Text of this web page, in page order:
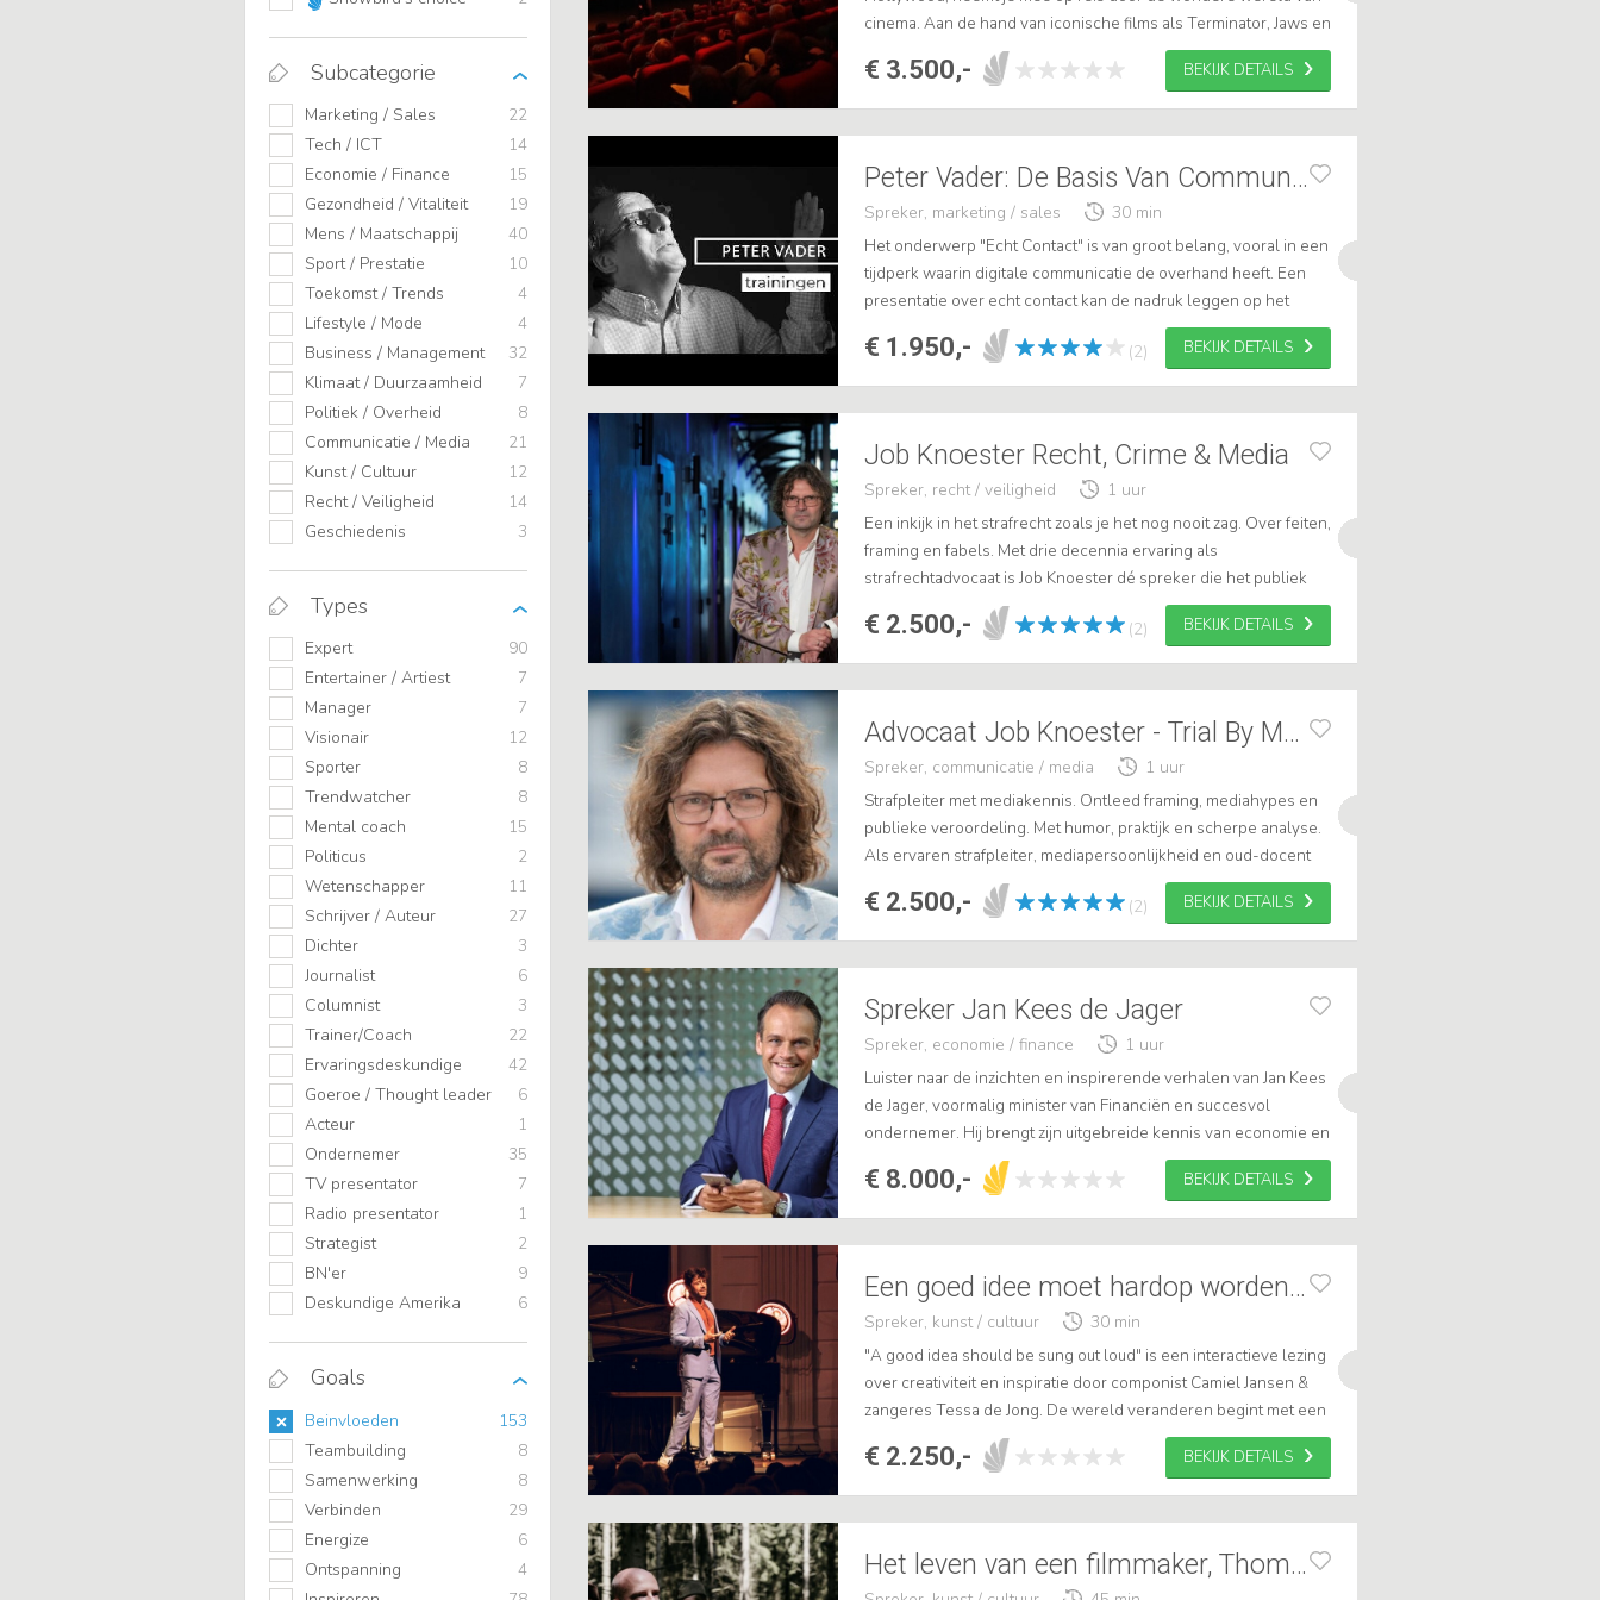
Subcategorie
Marketing / Sales
22
Tech / ICT
14
Economie / Finance
15
Gezondheid / Vitaliteit
19
Mens / Maatschappij
40
Sport / Prestatie
10
Toekomst / Trends
4
Lifestyle / Mode
4
Business / Management
32
Klimaat / Duurzaamheid
7
Politiek / Overheid
8
Communicatie / Media
21
Kunst / Cultuur
12
Recht / Veiligheid
14
Geschiedenis
3
Types
Expert
90
Entertainer / Artiest
7
Manager
7
Visionair
12
Sporter
8
Trendwatcher
8
Mental coach
15
Politicus
2
Wetenschapper
11
Schrijver / Auteur
27
Dichter
3
Journalist
6
Columnist
3
Trainer/Coach
22
Ervaringsdeskundige
42
Goeroe / Thought leader
6
Acteur
1
Ondernemer
35
TV presentator
7
Radio presentator
1
Strategist
2
BN'er
9
Deskundige Amerika
6
Goals
Beinvloeden
153
Teambuilding
8
Samenwerking
8
Verbinden
29
Energize
6
Ontspanning
4
cinema. Aan de hand van iconische films als Terminator, Jaws en
The Revenant, maar ook zijn eigen geliefde werken Oorlog...
€ 3.500,- BEKIJK DETAILS
Peter Vader: De Basis Van Communicatie
Spreker, marketing / sales
30 min
Het onderwerp "Echt Contact" is van groot belang, vooral in een
tijdperk waarin digitale communicatie de overhand heeft. Een
presentatie over echt contact kan de nadruk leggen op het
belang van persoonlijke interacties, empathie en authenti...
€ 1.950,- (2) BEKIJK DETAILS
Job Knoester Recht, Crime & Media
Spreker, recht / veiligheid
1 uur
Een inkijk in het strafrecht zoals je het nog nooit zag. Over feiten,
framing en fabels. Met drie decennia ervaring als
strafrechtadvocaat is Job Knoester dé spreker die het publiek
moeiteloos meeneemt in de wereld van criminaliteit, recht,...
€ 2.500,- (2) BEKIJK DETAILS
Advocaat Job Knoester - Trial By Media
Spreker, communicatie / media
1 uur
Strafpleiter met mediakennis. Ontleed framing, mediahypes en
publieke veroordeling. Met humor, praktijk en scherpe analyse.
Als ervaren strafpleiter, mediapersoonlijkheid en oud-docent
journalistiek weet Job Knoester precies wat er gebeurt...
€ 2.500,- (2) BEKIJK DETAILS
Spreker Jan Kees de Jager
Spreker, economie / finance
1 uur
Luister naar de inzichten en inspirerende verhalen van Jan Kees
de Jager, voormalig minister van Financiën en succesvol
ondernemer. Hij brengt zijn uitgebreide kennis van economie en
ervaring in de ondernemerswereld mee naar elke lezing. .
€ 8.000,- BEKIJK DETAILS
Een goed idee moet hardop worden gezongen
Spreker, kunst / cultuur
30 min
"A good idea should be sung out loud" is een interactieve lezing
over creativiteit en inspiratie door componist Camiel Jansen &
zangeres Tessa de Jong. De wereld veranderen begint met een
idee. Sommige ideeën zijn baanbrekend, andere slaan ...
€ 2.250,- BEKIJK DETAILS
Het leven van een filmmaker, Thomas Nauw